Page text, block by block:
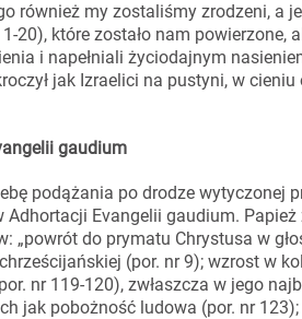
również my zostaliśmy zrodzeni, a
20), które zostało nam powierzone,
i napełniali życiodajnym
jak Izraelici na pustyni, w
gaudium
podążania po drodze wytyczonej
Adhortacji Evangelii gaudium. Papież
„powrót do prymatu Chrystusa w
(por. nr 9); wzrost w
nr 119-120), zwłaszcza w jego
jak pobożność ludowa (por. nr